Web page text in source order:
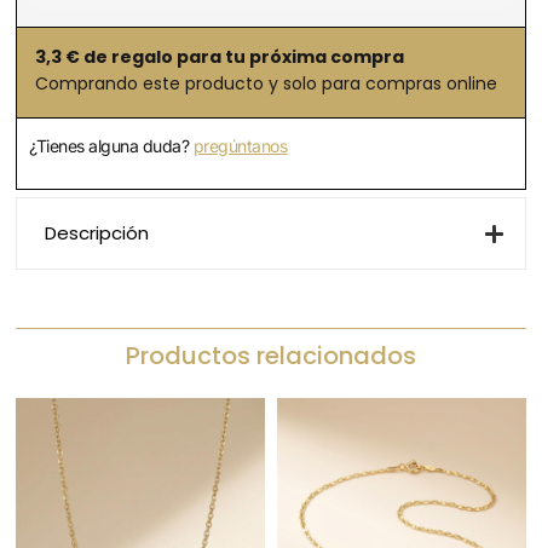
3,3 € de regalo para tu próxima compra
Comprando este producto y solo para compras online
¿Tienes alguna duda? pregúntanos
Descripción
Productos relacionados